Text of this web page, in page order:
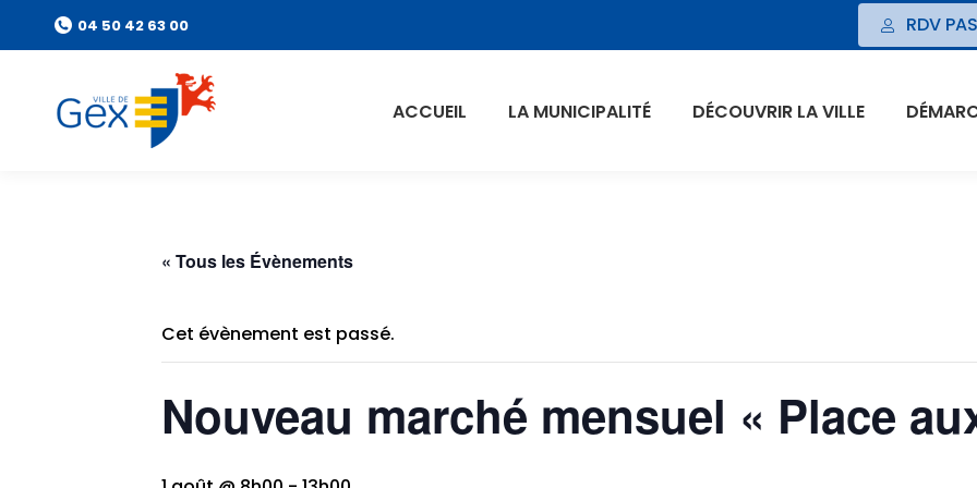
04 50 42 63 00 RDV
ACCUEIL LA MUNICIPALITÉ DÉCOUVRIR LA VILLE
« Tous les Évènements
Cet évènement est passé.
Nouveau marché mensuel « Place